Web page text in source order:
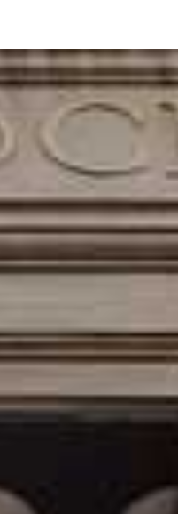
o investovaní na
úrovní. Existuje
z grafov je veľmi
sviečkový graf. [